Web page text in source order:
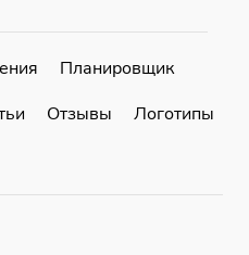
Планировщик
Отзывы
Логотипы